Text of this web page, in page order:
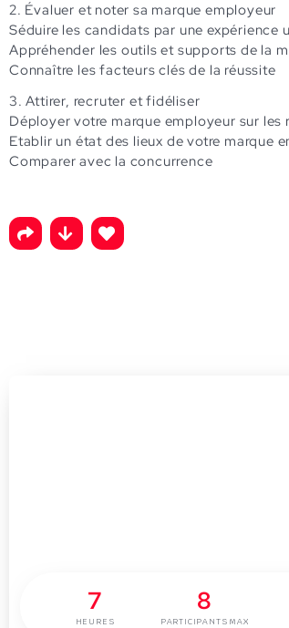
2. Évaluer et noter sa marque employeur
Séduire les candidats par une expérience
Appréhender les outils et supports de la
Connaître les facteurs clés de la réussite
3. Attirer, recruter et fidéliser
Déployer votre marque employeur sur les
Etablir un état des lieux de votre marque
Comparer avec la concurrence
7
HEURES
8
PARTICIPANTS MAX